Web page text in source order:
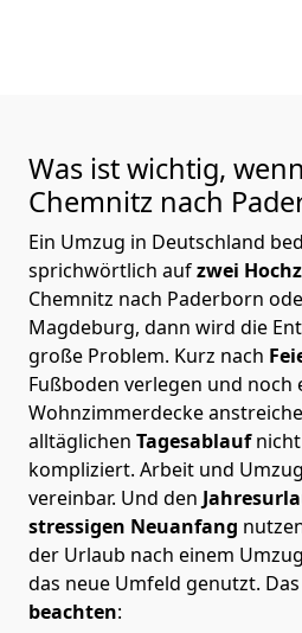
Was ist wichtig,
Chemnitz nach
Ein Umzug in Deutschland
sprichwörtlich aufzwei
Chemnitz nach Paderborn
Magdeburg, dann wird die
große Problem. Kurz nach
Fußboden verlegen und noch
Wohnzimmerdecke
alltäglichen Tagesablauf
kompliziert. Arbeit und
vereinbar. Und den
stressigen Neuanfang
der Urlaub nach einem
das neue Umfeld genutzt.
beachten: